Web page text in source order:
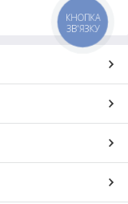
КНОПКА
ЗВ'ЯЗКУ